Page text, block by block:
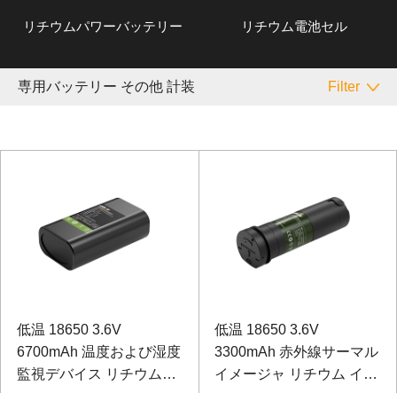
リチウムパワーバッテリー リチウム電池セル
専用バッテリー その他 計装 Filter
低温 18650 3.6V
6700mAh 温度および湿度
監視デバイス リチウムイ
低温 18650 3.6V
3300mAh 赤外線サーマル
イメージャ リチウム イオ